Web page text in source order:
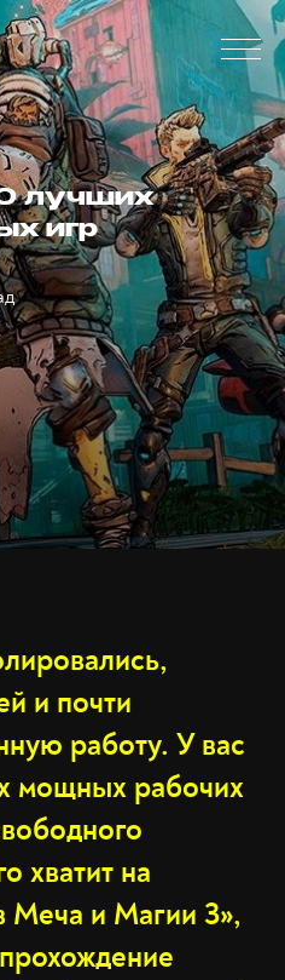
лучших
игр
и почти
работу. У вас
мощных рабочих
хватит на
Меча и Магии 3»,